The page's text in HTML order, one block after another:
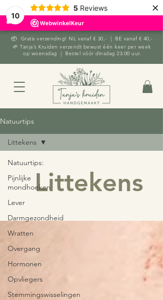
10
5 Reviews ×
📦 Gratis verzending! NL vanaf € 30,- | BE vanaf € 40,-
🌱 Tanja’s Kruiden verzendt bewust één keer per week
op woensdag | Bestel vóór dinsdag 23:00 uur.
Natuurtips
Natuurtips:
Pijnlijke
mondhoeken
Lever
Darmgezondheid
Wratten
Overgang
Hormonen
Opvliegers
Stemmingswisselingen
Littekens
Littekens